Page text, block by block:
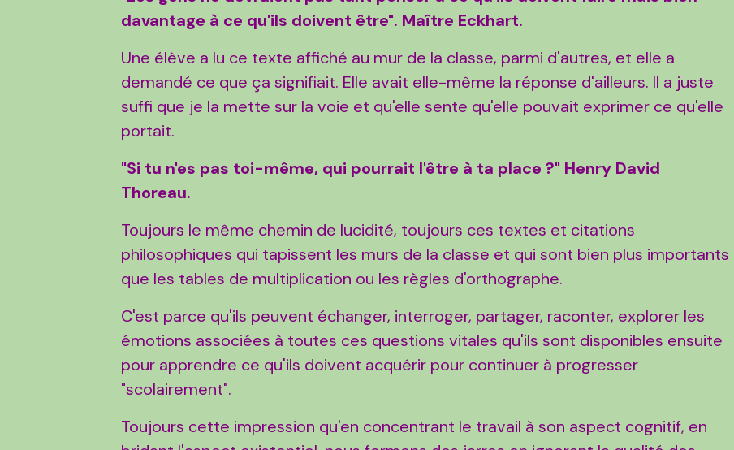
davantage à ce qu'ils doivent être". Maître Eckhart.
Une élève a lu ce texte affiché au mur de la classe, parmi d'autres, et elle a
demandé ce que ça signifiait. Elle avait elle-même la réponse d'ailleurs. Il a juste
suffi que je la mette sur la voie et qu'elle sente qu'elle pouvait exprimer ce qu'elle
portait.
"Si tu n'es pas toi-même, qui pourrait l'être à ta place ?" Henry David
Thoreau.
Toujours le même chemin de lucidité, toujours ces textes et citations
philosophiques qui tapissent les murs de la classe et qui sont bien plus importants
que les tables de multiplication ou les règles d'orthographe.
C'est parce qu'ils peuvent échanger, interroger, partager, raconter, explorer les
émotions associées à toutes ces questions vitales qu'ils sont disponibles ensuite
pour apprendre ce qu'ils doivent acquérir pour continuer à progresser
"scolairement".
Toujours cette impression qu'en concentrant le travail à son aspect cognitif, en